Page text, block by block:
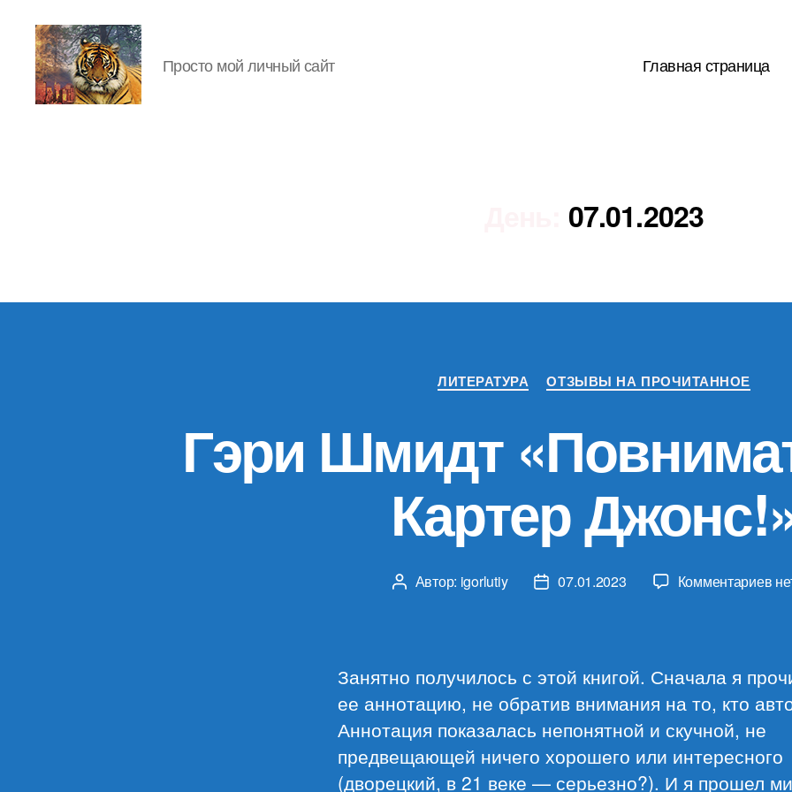
Просто мой личный сайт Главная страница
07.01.2023
Рубрики
ЛИТЕРАТУРА ОТЗЫВЫ НА ПРОЧИТАННОЕ
Гэри Шмидт
Картер
Автор
Автор: igorlutiy
Дата07.01.2023 Комментариевк
Занятно получилось с этой книгой. Сначала я
ее аннотацию, не обратив внимания на то, кто
Аннотация показалась непонятной и скучной, не
предвещающей ничего хорошего или интересного
(дворецкий, в 21 веке — серьезно?). И я прошел